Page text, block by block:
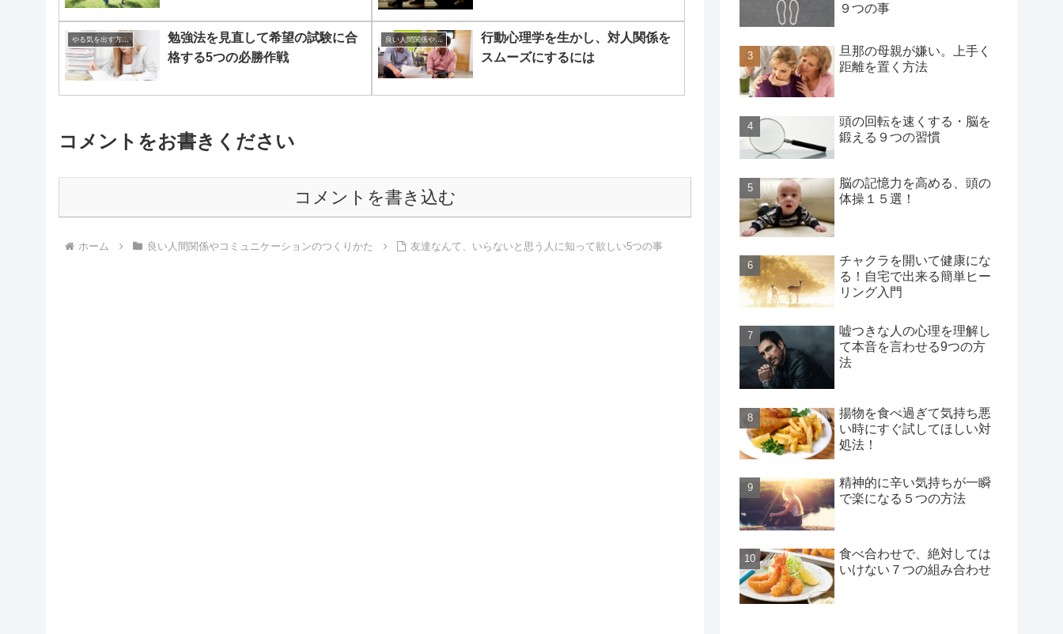
やる気を出す方法。
勉強法を見直して希望の試験に合
格する5つの必勝作戦
良い人間関係やコミュニケーションのつくりかた
行動心理学を生かし、対人関係を
スムーズにするには
コメントをお書きください
コメントを書き込む
ホーム 良い人間関係やコミュニケーションのつくりかた 友達なんて、いらないと思う人に知って欲しい5つの事
９つの事
旦那の母親が嫌い。上手く
距離を置く方法
頭の回転を速くする・脳を
鍛える９つの習慣
脳の記憶力を高める、頭の
体操１５選！
チャクラを開いて健康にな
る！自宅で出来る簡単ヒー
リング入門
嘘つきな人の心理を理解し
て本音を言わせる9つの方
法
揚物を食べ過ぎて気持ち悪
い時にすぐ試してほしい対
処法！
精神的に辛い気持ちが一瞬
で楽になる５つの方法
食べ合わせで、絶対しては
いけない７つの組み合わせ